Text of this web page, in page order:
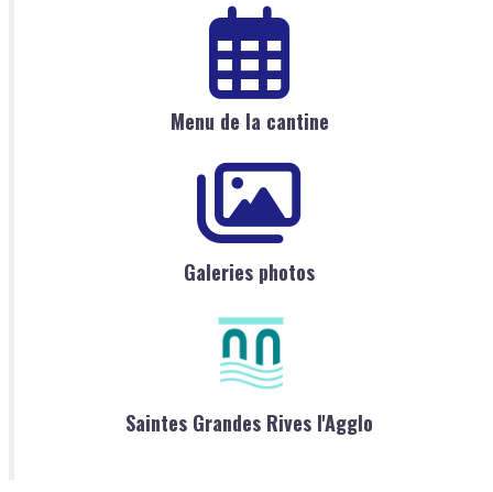
Menu de la cantine
Galeries photos
Saintes Grandes Rives l'Agglo